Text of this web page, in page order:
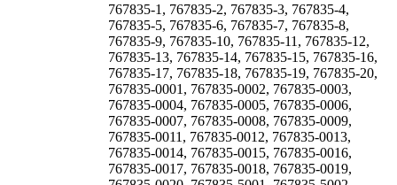
767835-1, 767835-2, 767835-3, 767835-4,
767835-5, 767835-6, 767835-7, 767835-8,
767835-9, 767835-10, 767835-11, 767835-12,
767835-13, 767835-14, 767835-15, 767835-16,
767835-17, 767835-18, 767835-19, 767835-20,
767835-0001, 767835-0002, 767835-0003,
767835-0004, 767835-0005, 767835-0006,
767835-0007, 767835-0008, 767835-0009,
767835-0011, 767835-0012, 767835-0013,
767835-0014, 767835-0015, 767835-0016,
767835-0017, 767835-0018, 767835-0019,